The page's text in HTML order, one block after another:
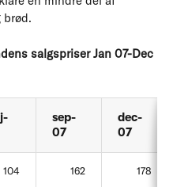
brød.
salgspriser Jan 07-Dec
sep-
07
dec-
07
104 162 178